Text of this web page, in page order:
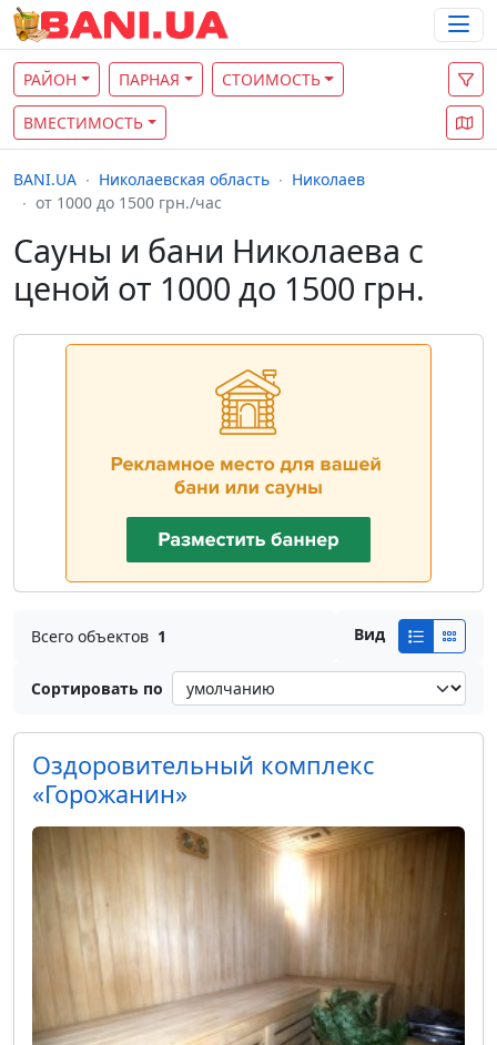
РАЙОН ПАРНАЯ СТОИМОСТЬ
ВМЕСТИМОСТЬ
BANI.UA Николаевская область
Николаев
от 1000 до 1500 грн./час
Сауны и бани Николаева с
ценой от 1000 до 1500 грн.
Всего объектов 1 Вид
Сортировать по
Оздоровительный комплекс
«Горожанин»